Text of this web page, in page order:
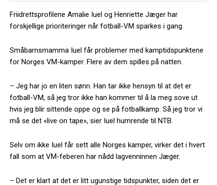
Friidrettsprofilene Amalie Iuel og Henriette Jæger har
forskjellige prioriteringer når fotball-VM sparkes i gang.
Småbarnsmamma Iuel får problemer med kamptidspunktene
for Norges VM-kamper. Flere av dem spilles på natten.
– Jeg har jo en liten sønn. Han tar ikke hensyn til at det er
fotball-VM, så jeg tror ikke han kommer til å la meg sove ut
hvis jeg blir sittende oppe og se på fotballkamp. Så jeg tror vi
må se det «live on tape», sier Iuel humrende til NTB.
Selv om ikke Iuel får sett alle Norges kamper, virker det i hvert
fall som at VM-feberen har nådd lagvenninnen Jæger.
– Det er klart at det er litt ugunstige tidspunkter, siden det er